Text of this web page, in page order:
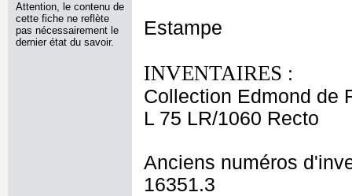
Attention, le contenu de
cette fiche ne reflète
pas nécessairement le
dernier état du savoir.
Estampe
INVENTAIRES :
Collection Edmond de
L 75 LR/1060 Recto
Anciens numéros
16351.3